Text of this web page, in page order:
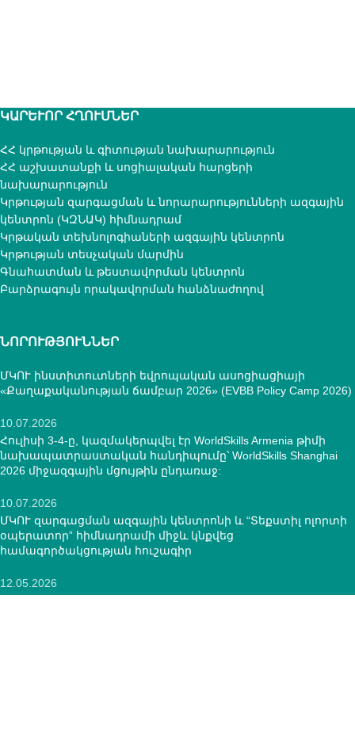
ԿԱՐԵՒՈՐ ՀՂՈՒՄՆԵՐ
ՀՀ կրթության և գիտության նախարարություն
ՀՀ աշխատանքի և սոցիալական հարցերի
նախարարություն
Կրթության զարգացման և նորարարությունների ազգային
կենտրոն (ԿԶՆԱԿ) հիմնադրամ
Կրթական տեխնոլոգիաների ազգային կենտրոն
Կրթության տեսչական մարմին
Գնահատման և թեստավորման կենտրոն
Բարձրագույն որակավորման հանձնաժողով
ՆՈՐՈՒԹՅՈՒՆՆԵՐ
ՄԿՈՒ ինստիտուտների եվրոպական ասոցիացիայի
«Քաղաքականության ճամբար 2026» (EVBB Policy Camp 2026)
10.07.2026
Հուլիսի 3-4-ը, կազմակերպվել էր WorldSkills Armenia թիմի
նախապատրաստական հանդիպումը՝ WorldSkills Shanghai
2026 միջազգային մցույթին ընդառաջ:
10.07.2026
ՄԿՈՒ զարգացման ազգային կենտրոնի և “Տեքստիլ ոլորտի
օպերատոր” հիմնադրամի միջև կնքվեց
համագործակցության հուշագիր
12.05.2026